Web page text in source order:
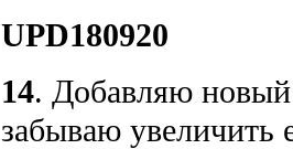
UPD180920
14. Добавляю
забываю